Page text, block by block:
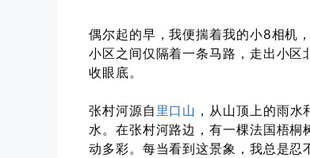
偶尔起的早，我便揣着我的小8相机
小区之间仅隔着一条马路，走出小
收眼底。
张村河源自 里口山 ，从山顶上的雨
水。在张村河路边，有一棵法国梧
动多彩。每当看到这景象，我总是忍